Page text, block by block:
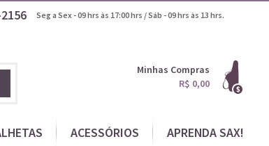
Seg a Sex - 09 hrs às 17:00 hrs / Sáb - 09 hrs às 13 hrs.
Minhas Compras
R$ 0,00
ACESSÓRIOS APRENDA SAX!